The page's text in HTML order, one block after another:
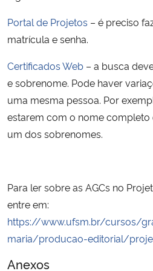
Portal de Projetos – é preciso
matrícula e senha.
Certificados Web – a busca
e sobrenome. Pode haver
uma mesma pessoa. Por
estarem com o nome completo
um dos sobrenomes.
Para ler sobre as AGCs no
entre em:
https://www.ufsm.br/cursos/
maria/producao-editorial/
Anexos